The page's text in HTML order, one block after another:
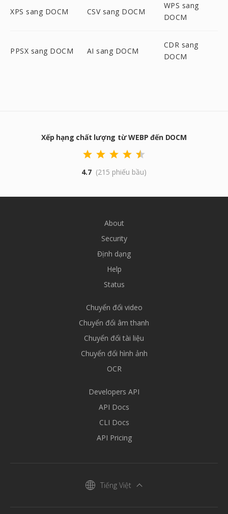
XPS sang DOCM CSV sang DOCM
WPS sang
DOCM
PPSX sang DOCM AI sang DOCM
CDR sang
DOCM
Xếp hạng chất lượng từ WEBP đến DOCM
4.7 (215 phiếu bầu)
About
Security
Định dạng
Help
Status
Chuyển đổi video
Chuyển đổi âm thanh
Chuyển đổi tài liệu
Chuyển đổi hình ảnh
OCR
Developers API
API Docs
CLI Docs
API Pricing
Tiếng Việt